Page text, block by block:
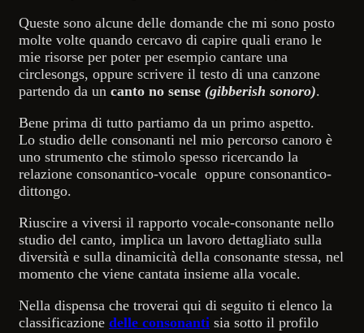
Queste sono alcune delle domande che mi sono posto
molte volte quando cercavo di capire quali erano le
mie risorse per poter per esempio cantare una
circlesongs, oppure scrivere il testo di una canzone
partendo da un canto no sense (gibberish sonoro).
Bene prima di tutto partiamo da un primo aspetto.
Lo studio delle consonanti nel mio percorso canoro è
uno strumento che stimolo spesso ricercando la
relazione consonantico-vocale oppure consonantico-
dittongo.
Riuscire a viversi il rapporto vocale-consonante nello
studio del canto, implica un lavoro dettagliato sulla
diversità e sulla dinamicità della consonante stessa, nel
momento che viene cantata insieme alla vocale.
Nella dispensa che troverai qui di seguito ti elenco la
classificazione delle consonanti sia sotto il profilo